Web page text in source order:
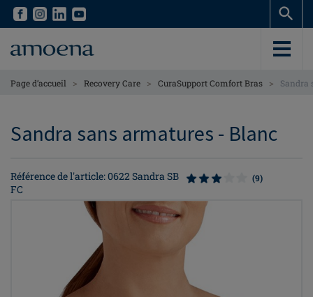
Skip
content
Skip
content
Page d’accueil > Recovery Care > CuraSupport Comfort Bras > Sandra
Sandra sans armatures - Blanc
Référence de l'article: 0622 Sandra SB
FC
(9)